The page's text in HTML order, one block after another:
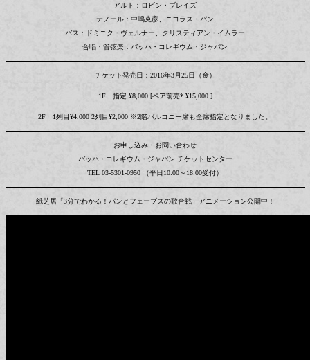
アルト：ロビン・ブレイズ
テノール：中嶋克彦、ニコラス・パン
バス：ドミニク・ヴェルナー、クリスティアン・イムラー
合唱・管弦楽：バッハ・コレギウム・ジャパン
チケット発売日：2016年3月25日（金）
1F 指定 ¥8,000 [ペア前売* ¥15,000 ]
2F 1列目¥4,000 2列目¥2,000 ※2階バルコニー席も全席指定となりました。
お申し込み・お問い合わせ
バッハ・コレギウム・ジャパン チケットセンター
TEL 03-5301-0950 （平日10:00～18:00受付）
紙芝居「3分でわかる！パンとフェーブスの歌合戦」アニメーション公開中！